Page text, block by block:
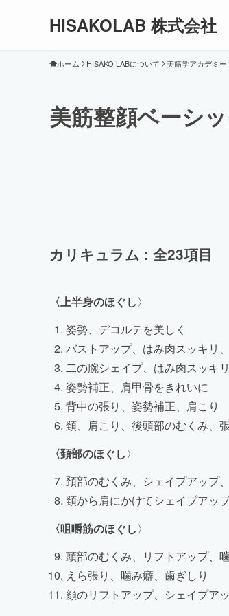
HISAKOLAB 株式会社
ホーム HISAKO LABについて 美筋学アカデミー
美筋整顔ベーシ
カリキュラム : 全23項目
〈上半身のほぐし〉
姿勢、デコルテを美しく
バストアップ、はみ肉スッキリ
二の腕シェイプ、はみ肉スッキリ
姿勢補正、肩甲骨をきれいに
背中の張り、姿勢補正、肩こり
頚、肩こり、後頭部のむくみ、
〈頚部のほぐし〉
頚部のむくみ、シェイプアップ
頚から肩にかけてシェイプアッ
〈咀嚼筋のほぐし〉
頭部のむくみ、リフトアップ、
えら張り、噛み癖、歯ぎしり
顔のリフトアップ、シェイプア